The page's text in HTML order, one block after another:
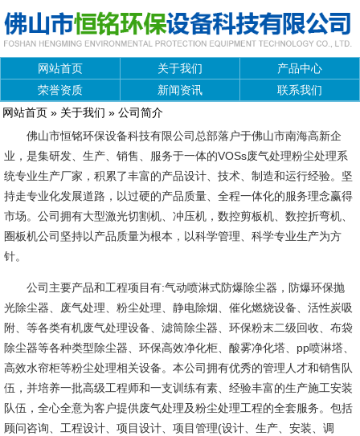
网站首页 关于我们
产品中心
荣誉资质
新闻资讯
联系我们
网站首页 » 关于我们 » 公司简介
佛山市恒铭环保设备科技有限公司总部落户于佛山市南海高新企
业，是集研发、生产、销售、服务于一体的VOSs废气处理粉尘处理系
统专业生产厂家，积累了丰富的产品设计、技术、制造和运行经验。坚
持走专业化发展道路，以过硬的产品质量、全程一体化的服务理念赢得
市场。公司拥有大型激光切割机、冲压机，数控剪板机、数控折弯机、
圈板机公司坚持以产品质量为根本，以科学管理、科学专业生产为方
针。
公司主要产品和工程项目有:气动喷淋式防爆除尘器，防爆环保抛
光除尘器、废气处理、粉尘处理、静电除烟、催化燃烧设备、活性炭吸
附、等各类有机废气处理设备、滤筒除尘器、环保粉末二级回收、布袋
除尘器等各种类型除尘器、环保高效净化柜、酸雾净化塔、pp喷淋塔、
高效水帘柜等粉尘处理相关设备。本公司拥有优秀的管理人才和销售队
伍，并培养一批高级工程师和一支训练有素、经验丰富的生产施工安装
队伍，全心全意为客户提供废气处理及粉尘处理工程的全套服务。包括
顾问咨询、工程设计、项目设计、项目管理(设计、生产、安装、调